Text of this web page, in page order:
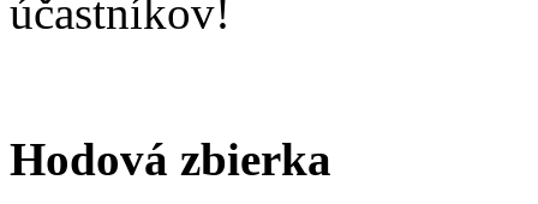
účastníkov!
Hodová zbierka